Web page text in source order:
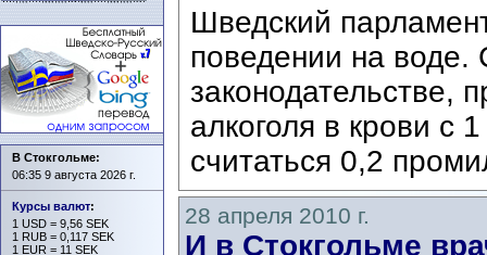
Шведский
поведении на воде.
законодательстве,
алкоголя в крови c
считаться 0,2
28 апреля 2010 г.
И в Стокгольме
В Стокгольме:
06:35 9 августа 2026 г.
Курсы валют:
1 USD = 9,56 SEK
1 RUB = 0,117 SEK
1 EUR = 11 SEK